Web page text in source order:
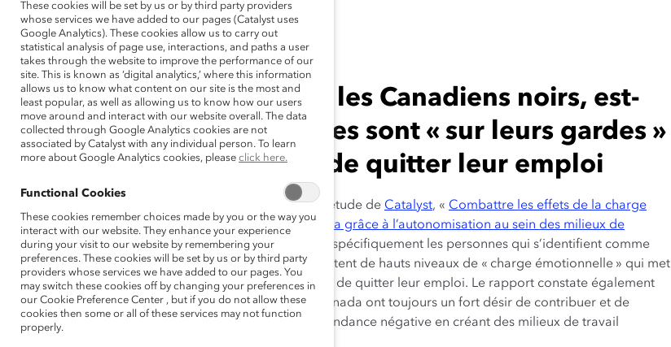
July 24, 2019
Cette étude constate que les Canadiens noirs, est-
asiatiques et sud-asiatiques sont « sur leurs gardes »
et ont la ferme intention de quitter leur emploi
Une nouvelle étude de Catalyst, « Combattre les effets de la charge
émotionnelle chez les personnes de couleur au Canada grâce à l’autonomisation au sein des milieux de
travail »,constate que les Canadiens de couleur—plus spécifiquement les personnes qui s’identifient comme
étant noirs, est-asiatiques et sud-asiatiques–expérimentent de hauts niveaux de « charge émotionnelle » qui met
leur santé globale à risque et les poussent à envisager de quitter leur emploi. Le rapport constate également
que, malgré ces défis, les personnes de couleur au Canada ont toujours un fort désir de contribuer et de
réussir, et que les employeurs peuvent contrer cette tendance négative en créant des milieux de travail
These cookies will be set by us or by third party providers
whose services we have added to our pages (Catalyst uses
Google Analytics). These cookies allow us to carry out
statistical analysis of page use, interactions, and paths a user
takes through the website to improve the performance of our
site. This is known as ‘digital analytics,’ where this information
allows us to know what content on our site is the most and
least popular, as well as allowing us to know how our users
move around and interact with our website overall. The data
collected through Google Analytics cookies are not
associated by Catalyst with any individual person. To learn
more about Google Analytics cookies, please click here.
Functional Cookies
These cookies remember choices made by you or the way you
interact with our website. They enhance your experience
during your visit to our website by remembering your
preferences. These cookies will be set by us or by third party
providers whose services we have added to our pages. You
may switch these cookies off by changing your preferences in
our Cookie Preference Center , but if you do not allow these
cookies then some or all of these services may not function
properly.